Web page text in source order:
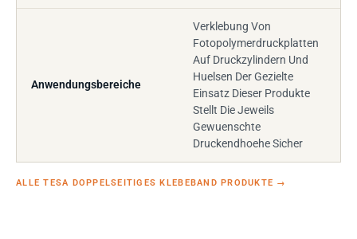
Anwendungsbereiche
Verklebung Von
Fotopolymerdruckplatten
Auf Druckzylindern Und
Huelsen Der Gezielte
Einsatz Dieser Produkte
Stellt Die Jeweils
Gewuenschte
Druckendhoehe Sicher
ALLE TESA DOPPELSEITIGES KLEBEBAND PRODUKTE →